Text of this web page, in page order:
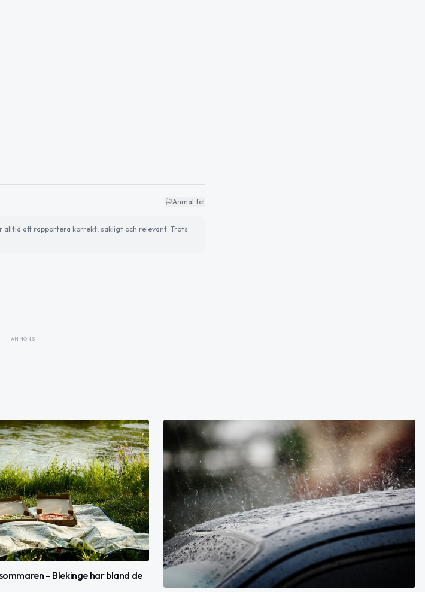
Anmäl fel
att rapportera korrekt, sakligt och relevant. Trots
ANNONS
– Blekinge har bland de